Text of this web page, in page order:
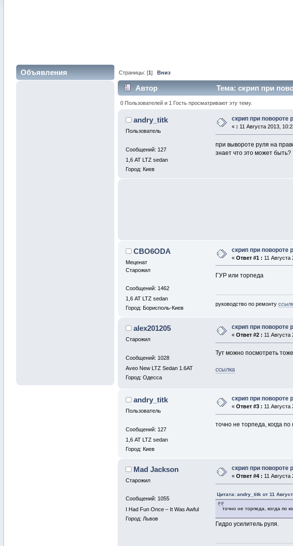
Объявления Страницы: [1] Вниз
Автор Тема: скрип при
0 Пользователей и 1 Гость просматривают эту тему.
andry_titk
Пользователь
Сообщений: 127
1,6 АТ LTZ sedan
Город: Киев
скрип при повороте
« : 11 Августа 2013,
при вывороте руля на
знает что это может быть?
CBO6ODA
Меценат
Старожил
Сообщений: 1462
1,6 АТ LTZ sedan
Город: Борисполь-Киев
скрип при повороте
« Ответ #1 : 11
ГУР или торпеда
руководство по ремонту
alex201205
Старожил
Сообщений: 1028
Aveo New LTZ Sedan 1.6AT
Город: Одесса
скрип при повороте
« Ответ #2 : 11 Августа
Тут можно посмотреть
ссылка
andry_titk
Пользователь
Сообщений: 127
1,6 АТ LTZ sedan
Город: Киев
скрип при повороте
« Ответ #3 : 11 Августа
точно не торпеда, когда
Mad Jackson
Старожил
Сообщений: 1055
I Had Fun Once – It Was Awful
Город: Львов
скрип при повороте
« Ответ #4 : 11 Августа
Цитата: andry_titk от 11
точно не торпеда, когда по
Гидро усилитель руля.